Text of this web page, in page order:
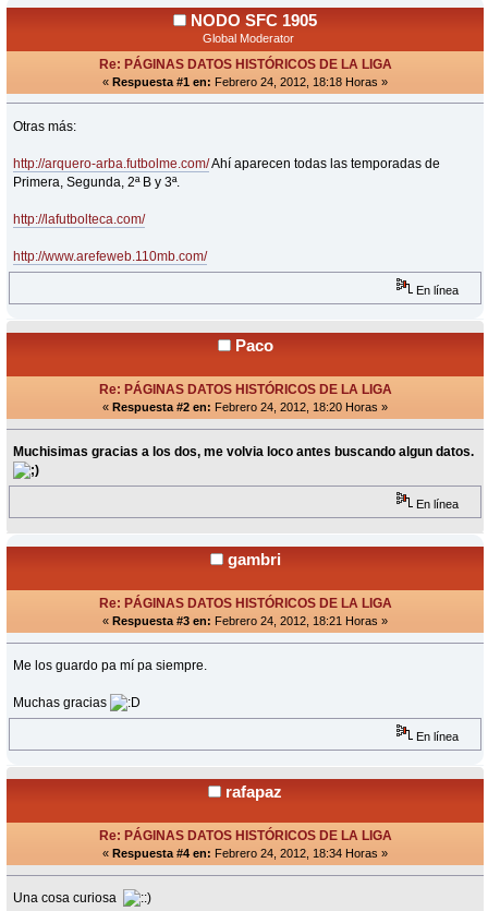
NODO SFC 1905
Global Moderator
Re: PÁGINAS DATOS HISTÓRICOS DE LA LIGA
« Respuesta #1 en: Febrero 24, 2012, 18:18 Horas »
Otras más:
http://arquero-arba.futbolme.com/Ahí aparecen todas las temporadas de
Primera, Segunda, 2ª B y 3ª.
http://lafutbolteca.com/
http://www.arefeweb.110mb.com/
En línea
Paco
Re: PÁGINAS DATOS HISTÓRICOS DE LA LIGA
« Respuesta #2 en: Febrero 24, 2012, 18:20 Horas »
Muchisimas gracias a los dos, me volvia loco antes buscando algun datos.
En línea
gambri
Re: PÁGINAS DATOS HISTÓRICOS DE LA LIGA
« Respuesta #3 en: Febrero 24, 2012, 18:21 Horas »
Me los guardo pa mí pa siempre.
Muchas gracias
En línea
rafapaz
Re: PÁGINAS DATOS HISTÓRICOS DE LA LIGA
« Respuesta #4 en: Febrero 24, 2012, 18:34 Horas »
Una cosa curiosa